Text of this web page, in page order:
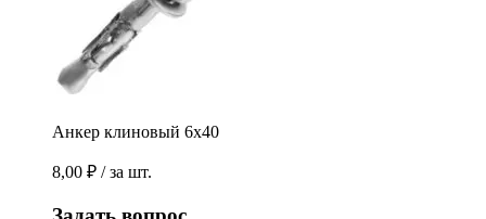
Анкер клиновый 6х40
8,00 ₽ / за шт.